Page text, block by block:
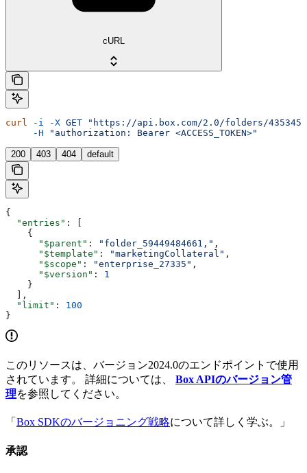
cURL
curl -i -X GET "https://api.box.com/2.0/folders/
     -H
"authorization: Bearer <ACCESS_TOKEN>"
200 403 404 default
{
  "entries"
: [
    {
      "$parent"
: "folder_59449484661," ,
      "$template"
: "marketingCollateral" ,
      "$scope"
: "enterprise_27335" ,
      "$version"
: 1
    }
  ],
  "limit"
: 100
}
このリソースは、バージョン2024.0のエンドポイントで使用
されています。 詳細については、 Box APIのバージョン管
理を参照してください。
「 Box SDKのバージョニング戦略について詳しく学ぶ。」
承認